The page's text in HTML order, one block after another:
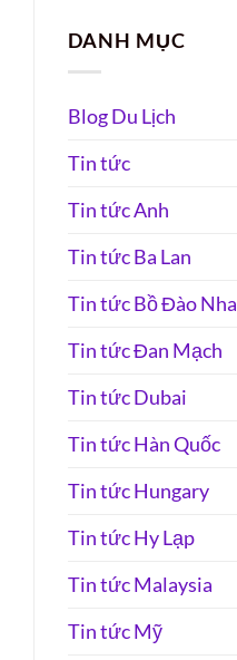
DANH MỤC
Blog Du Lịch
Tin tức
Tin tức Anh
Tin tức Ba Lan
Tin tức Bồ Đào Nha
Tin tức Đan Mạch
Tin tức Dubai
Tin tức Hàn Quốc
Tin tức Hungary
Tin tức Hy Lạp
Tin tức Malaysia
Tin tức Mỹ